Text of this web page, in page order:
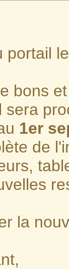
portail
bons
sera
1er
de
la